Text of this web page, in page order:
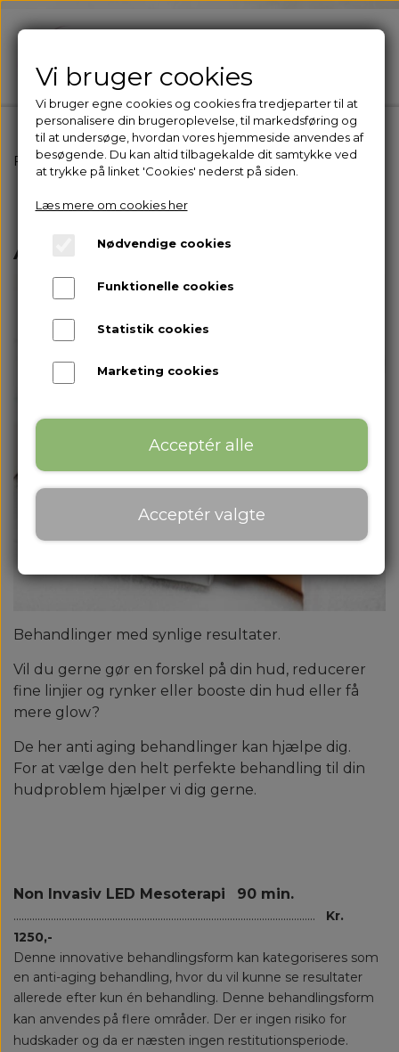
Forside Anti-age behandlinger
Anti-age behandlinger
Behandlinger med synlige resultater.
Vil du gerne gør en forskel på din hud, reducerer
fine linjier og rynker eller booste din hud eller få
mere glow?
De her anti aging behandlinger kan hjælpe dig.
For at vælge den helt perfekte behandling til din
hudproblem hjælper vi dig gerne.
Non Invasiv LED Mesoterapi 90 min.
.................................................................................................................
Kr.
1250,-
Denne innovative behandlingsform kan kategoriseres som
en anti-aging behandling, hvor du vil kunne se resultater
allerede efter kun én behandling. Denne behandlingsform
kan anvendes på flere områder. Der er ingen risiko for
hudskader og da er næsten ingen restitutionsperiode.
Vi bruger cookies
Vi bruger egne cookies og cookies fra tredjeparter til at
personalisere din brugeroplevelse, til markedsføring og
til at undersøge, hvordan vores hjemmeside anvendes af
besøgende. Du kan altid tilbagekalde dit samtykke ved
at trykke på linket 'Cookies' nederst på siden.
Læs mere om cookies her
Nødvendige cookies
Funktionelle cookies
Statistik cookies
Marketing cookies
Acceptér alle
Acceptér valgte